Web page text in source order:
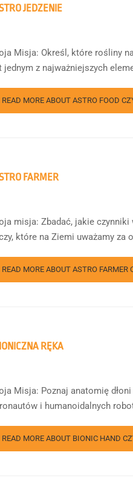
JEDZENIE
Misja: Określ, które rośliny
jednym z najważniejszych
READ MORE ABOUT ASTRO FOOD
FARMER
misja: Zbadać, jakie
które na Ziemi uważamy
READ MORE ABOUT ASTRO FARMER
RĘKA
Misja: Poznaj anatomię
i humanoidalnych
READ MORE ABOUT BIONIC HAND